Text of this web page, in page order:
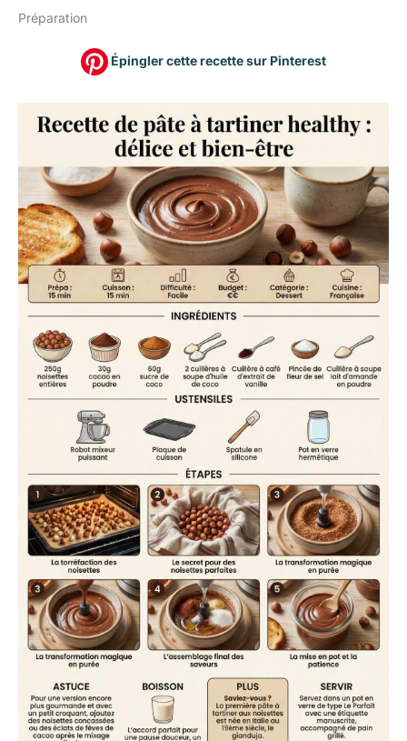
Préparation
Épingler cette recette sur Pinterest